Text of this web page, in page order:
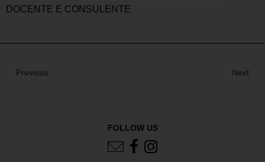
DOCENTE E CONSULENTE
Previous Next
FOLLOW US